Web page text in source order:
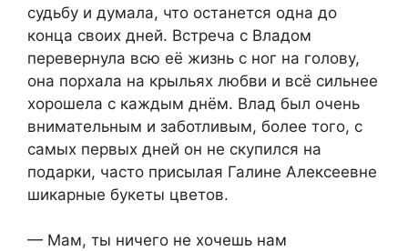
судьбу и думала, что останется одна до
конца своих дней. Встреча с Владом
перевернула всю её жизнь с ног на голову,
она порхала на крыльях любви и всё сильнее
хорошела с каждым днём. Влад был очень
внимательным и заботливым, более того, с
самых первых дней он не скупился на
подарки, часто присылая Галине Алексеевне
шикарные букеты цветов.
— Мам, ты ничего не хочешь нам